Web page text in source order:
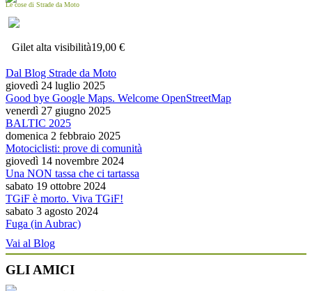
Le cose di Strade da Moto
Gilet alta visibilità19,00 €
Dal Blog Strade da Moto
giovedì 24 luglio 2025
Good bye Google Maps. Welcome OpenStreetMap
venerdì 27 giugno 2025
BALTIC 2025
domenica 2 febbraio 2025
Motociclisti: prove di comunità
giovedì 14 novembre 2024
Una NON tassa che ci tartassa
sabato 19 ottobre 2024
TGiF è morto. Viva TGiF!
sabato 3 agosto 2024
Fuga (in Aubrac)
Vai al Blog
GLI AMICI